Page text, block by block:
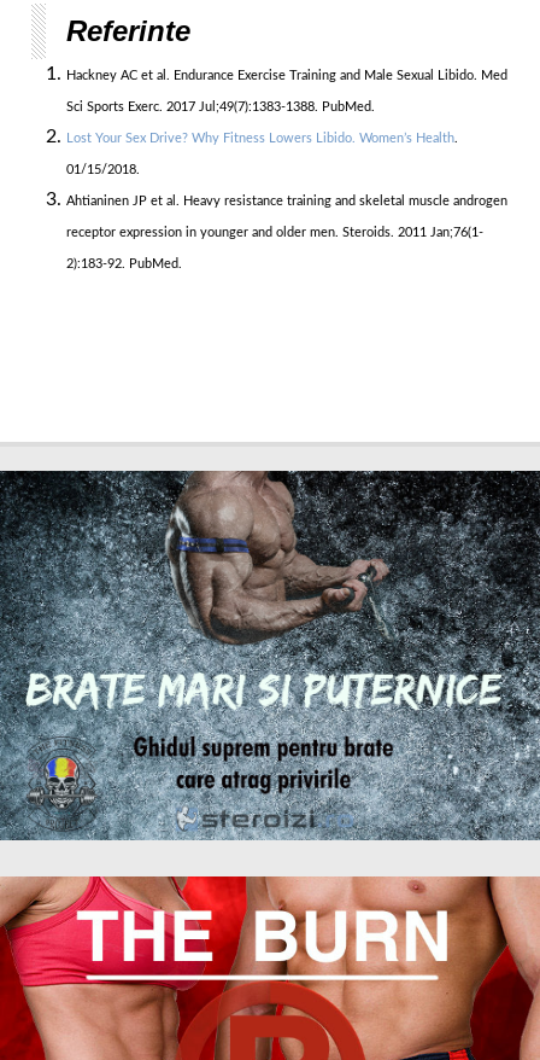
Referinte
Hackney AC et al. Endurance Exercise Training and Male Sexual Libido. Med
Sci Sports Exerc. 2017 Jul;49(7):1383-1388. PubMed.
Lost Your Sex Drive? Why Fitness Lowers Libido. Women’s Health
01/15/2018.
Ahtianinen JP et al. Heavy resistance training and skeletal muscle androgen
receptor expression in younger and older men. Steroids. 2011 Jan;76(1-
2):183-92. PubMed.